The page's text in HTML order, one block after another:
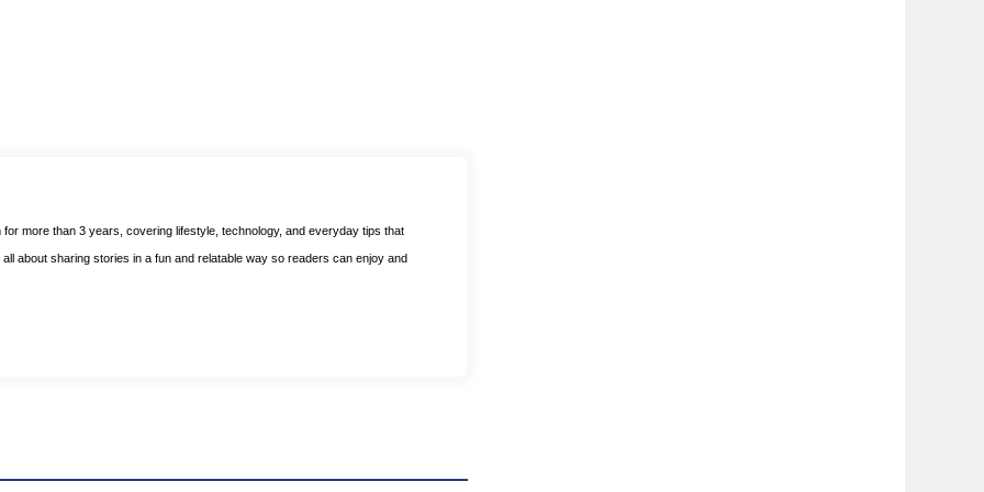
for more than 3 years, covering lifestyle, technology, and everyday tips that
about sharing stories in a fun and relatable way so readers can enjoy and